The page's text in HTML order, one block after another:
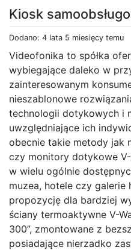
Kiosk
Dodano: 4 lata 5 miesięcy temu
Videofonika to spółka
wybiegające daleko w
zainteresowanym
nieszablonowe
technologii dotykowych i
uwzględniające ich
obecnie takie metody jak
czy monitory dotykowe V-
w wielu ogólnie
muzea, hotele czy galerie
propozycję dla bardziej
ściany termoaktywne V-
300”, zmontowane z
posiadające nierzadko